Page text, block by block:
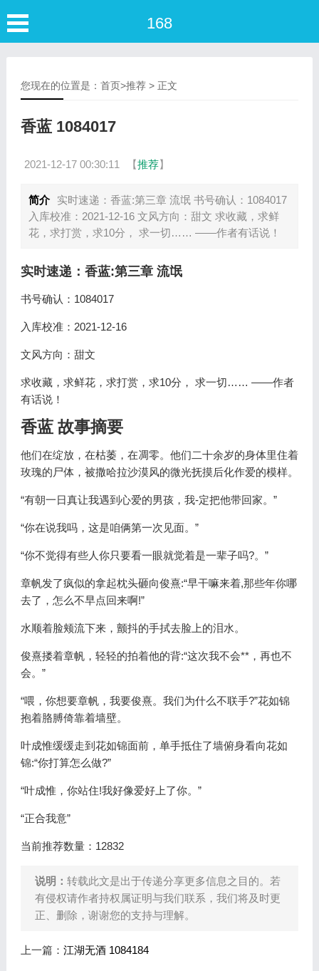
168
您现在的位置是： 首页>推荐> 正文
香蓝 1084017
2021-12-17 00:30:11 【推荐】
简介
实时速递：香蓝:第三章 流氓 书号确认：1084017
入库校准：2021-12-16 文风方向：甜文 求收藏，求鲜
花，求打赏，求10分， 求一切…… ——作者有话说！
实时速递：香蓝:第三章 流氓
书号确认：1084017
入库校准：2021-12-16
文风方向：甜文
求收藏，求鲜花，求打赏，求10分， 求一切…… ——作者
有话说！
香蓝 故事摘要
他们在绽放，在枯萎，在凋零。他们二十余岁的身体里住着
玫瑰的尸体，被撒哈拉沙漠风的微光抚摸后化作爱的模样。
“有朝一日真让我遇到心爱的男孩，我-定把他带回家。”
“你在说我吗，这是咱俩第一次见面。”
“你不觉得有些人你只要看一眼就觉着是一辈子吗?。”
章帆发了疯似的拿起枕头砸向俊熹:“早干嘛来着,那些年你哪
去了，怎么不早点回来啊!”
水顺着脸颊流下来，颤抖的手拭去脸上的泪水。
俊熹搂着章帆，轻轻的拍着他的背:“这次我不会**，再也不
会。”
“喂，你想要章帆，我要俊熹。我们为什么不联手?”花如锦
抱着胳膊倚靠着墙壁。
叶成惟缓缓走到花如锦面前，单手抵住了墙俯身看向花如
锦:“你打算怎么做?”
“叶成惟，你站住!我好像爱好上了你。”
“正合我意”
当前推荐数量：12832
说明： 转载此文是出于传递分享更多信息之目的。若
有侵权请作者持权属证明与我们联系，我们将及时更
正、删除，谢谢您的支持与理解。
上一篇： 江湖无酒 1084184